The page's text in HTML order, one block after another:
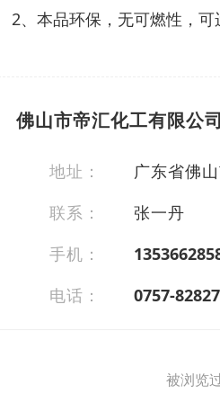
2、本品环保，无可燃性，可
佛山市帝汇化工有限公司
地址：
广东省佛
联系：
张一丹
手机：
电话：
0757-
被浏览